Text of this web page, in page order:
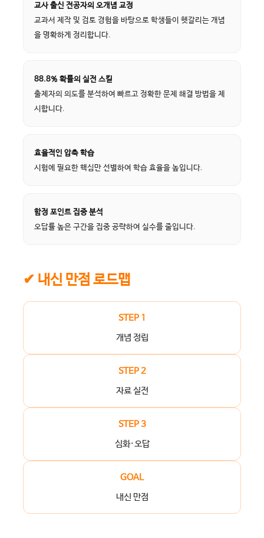
교사 출신 전공자의 오개념 교정
교과서 제작 및 검토 경험을 바탕으로 학생들이 헷갈리는 개념
을 명확하게 정리합니다.
88.8% 확률의 실전 스킬
출제자의 의도를 분석하여 빠르고 정확한 문제 해결 방법을 제
시합니다.
효율적인 압축 학습
시험에 필요한 핵심만 선별하여 학습 효율을 높입니다.
함정 포인트 집중 분석
오답률 높은 구간을 집중 공략하여 실수를 줄입니다.
✔ 내신 만점 로드맵
STEP 1
개념 정립
STEP 2
자료 실전
STEP 3
심화·오답
GOAL
내신 만점